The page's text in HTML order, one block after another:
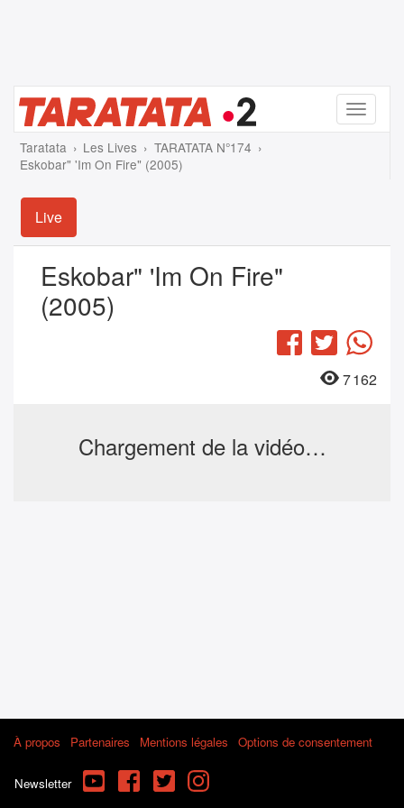
Menu
Taratata Les Lives
TARATATA N°174
Eskobar" 'Im On Fire" (2005)
Live
Eskobar" 'Im On Fire"
(2005)
Facebook
Twitter
7 162
Chargement de la vidéo…
À propos Partenaires Mentions légales Options de consentement
Newsletter YouTube FacebookTwitterInstagram